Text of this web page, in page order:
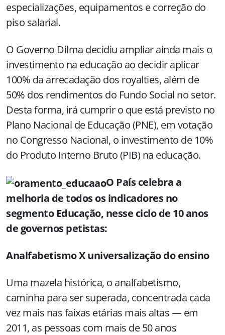
especializações, equipamentos e correção do
piso salarial.
O Governo Dilma decidiu ampliar ainda mais o
investimento na educação ao decidir aplicar
100% da arrecadação dos royalties, além de
50% dos rendimentos do Fundo Social no setor.
Desta forma, irá cumprir o que está previsto no
Plano Nacional de Educação (PNE), em votação
no Congresso Nacional, o investimento de 10%
do Produto Interno Bruto (PIB) na educação.
O País celebra a
melhoria de todos os indicadores no
segmento Educação, nesse ciclo de 10 anos
de governos petistas:
Analfabetismo X universalização do ensino
Uma mazela histórica, o analfabetismo,
caminha para ser superada, concentrada cada
vez mais nas faixas etárias mais altas — em
2011, as pessoas com mais de 50 anos